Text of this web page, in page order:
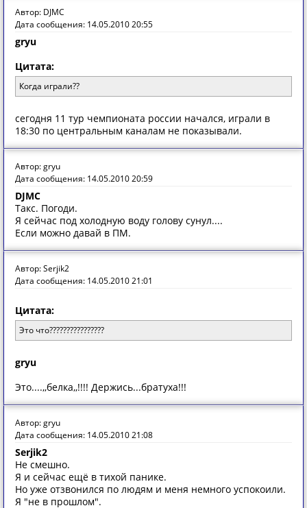
Автор: DJMC
Дата сообщения: 14.05.2010 20:55
gryu
Цитата:
Когда играли??
сегодня 11 тур чемпионата россии начался, играли в
18:30 по центральным каналам не показывали.
Автор: gryu
Дата сообщения: 14.05.2010 20:59
DJMC
Такс. Погоди.
Я сейчас под холодную воду голову сунул....
Если можно давай в ПМ.
Автор: Serjik2
Дата сообщения: 14.05.2010 21:01
Цитата:
Это что????????????????
gryu
Это....,,белка,,!!!! Держись...братуха!!!
Автор: gryu
Дата сообщения: 14.05.2010 21:08
Serjik2
Не смешно.
Я и сейчас ещё в тихой панике.
Но уже отзвонился по людям и меня немного успокоили.
Я "не в прошлом".